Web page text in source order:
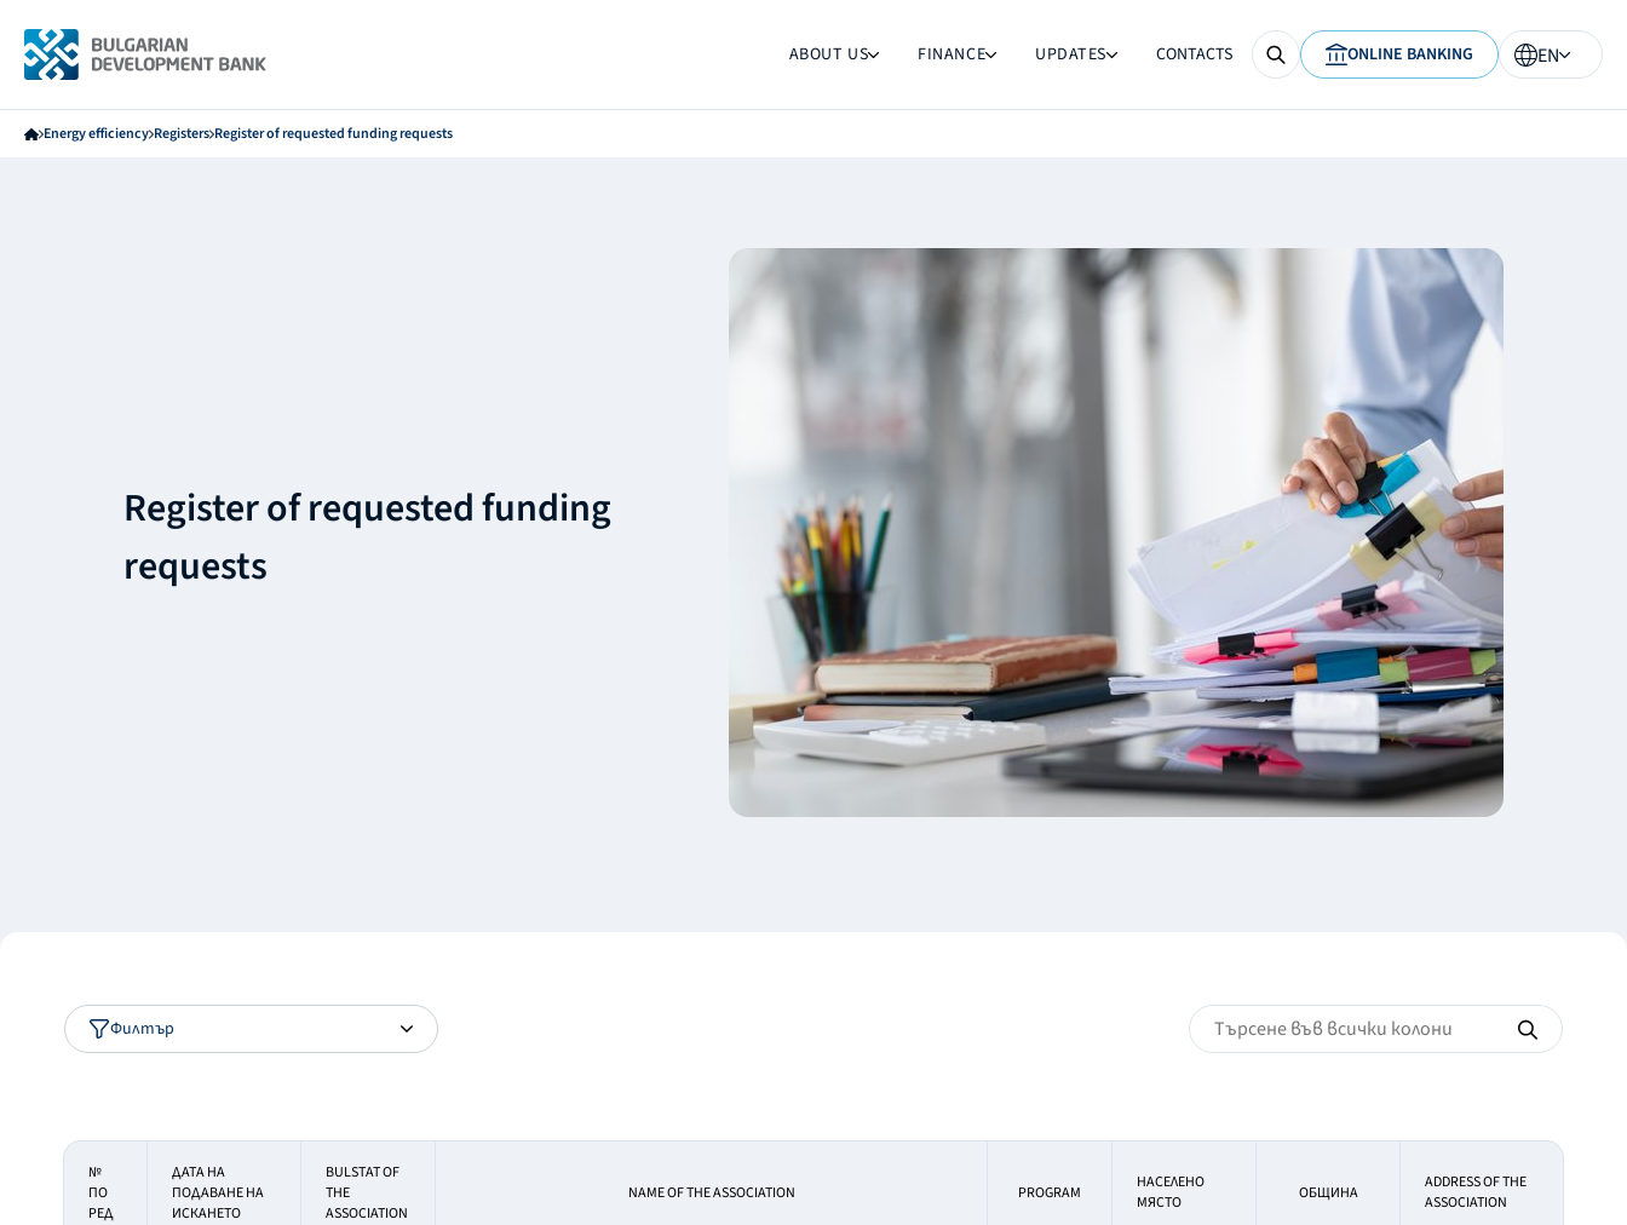
ABOUT US FINANCE UPDATES CONTACTS ONLINE BANKING EN
Energy efficiency Registers Register of requested funding requests
Register of requested funding
requests
Филтър
№
ПО
РЕД
ДАТА НА
ПОДАВАНЕ НА
ИСКАНЕТО
BULSTAT OF
THE
ASSOCIATION
NAME OF THE ASSOCIATION PROGRAM
НАСЕЛЕНО
МЯСТО
OБЩИНА
ADDRESS OF THE
ASSOCIATION